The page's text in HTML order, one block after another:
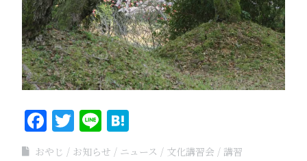
Facebook
Twitter
Line
おやじ お知らせ ニュース 文化講習会 講習